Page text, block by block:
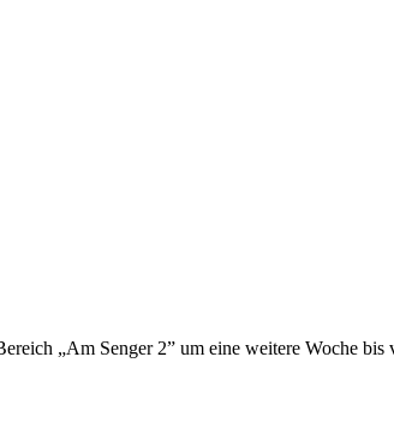
„Am Senger 2” um eine weitere Woche